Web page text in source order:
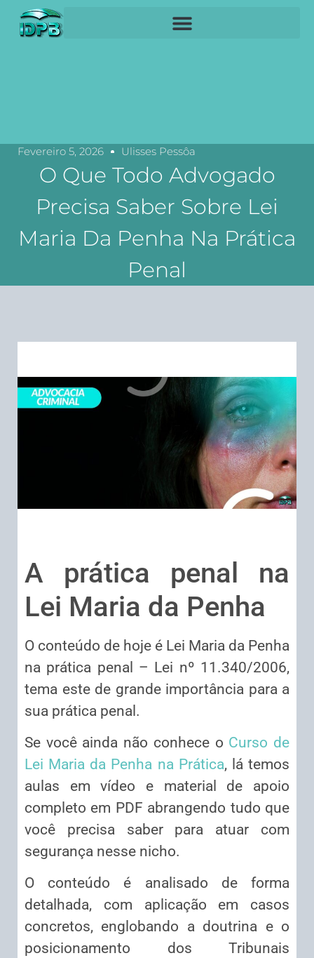
Fevereiro 5, 2026 Ulisses Pessôa
O Que Todo Advogado
Precisa Saber Sobre Lei
Maria Da Penha Na Prática
Penal
A prática penal na
Lei Maria da Penha
O conteúdo de hoje é Lei Maria da Penha
na prática penal – Lei nº 11.340/2006,
tema este de grande importância para a
sua prática penal.
Se você ainda não conhece o Curso de
Lei Maria da Penha na Prática, lá temos
aulas em vídeo e material de apoio
completo em PDF abrangendo tudo que
você precisa saber para atuar com
segurança nesse nicho.
O conteúdo é analisado de forma
detalhada, com aplicação em casos
concretos, englobando a doutrina e o
posicionamento dos Tribunais